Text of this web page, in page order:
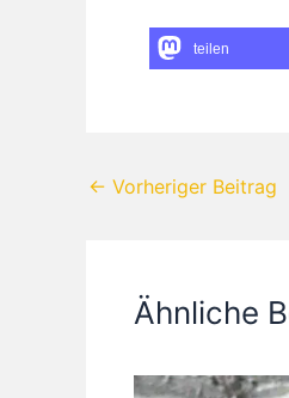
teilen
← Vorheriger Beitrag
Ähnliche